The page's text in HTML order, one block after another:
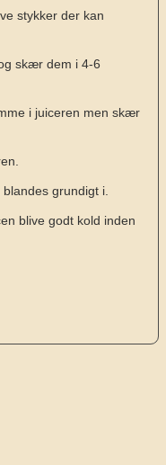
stykker der kan
skær dem i 4-6
i juiceren men skær
grundigt i.
blive godt kold inden